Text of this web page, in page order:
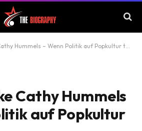
Hummels – Wenn Politik auf Popkultur trifft
Cathy Hummels
auf Popkultur